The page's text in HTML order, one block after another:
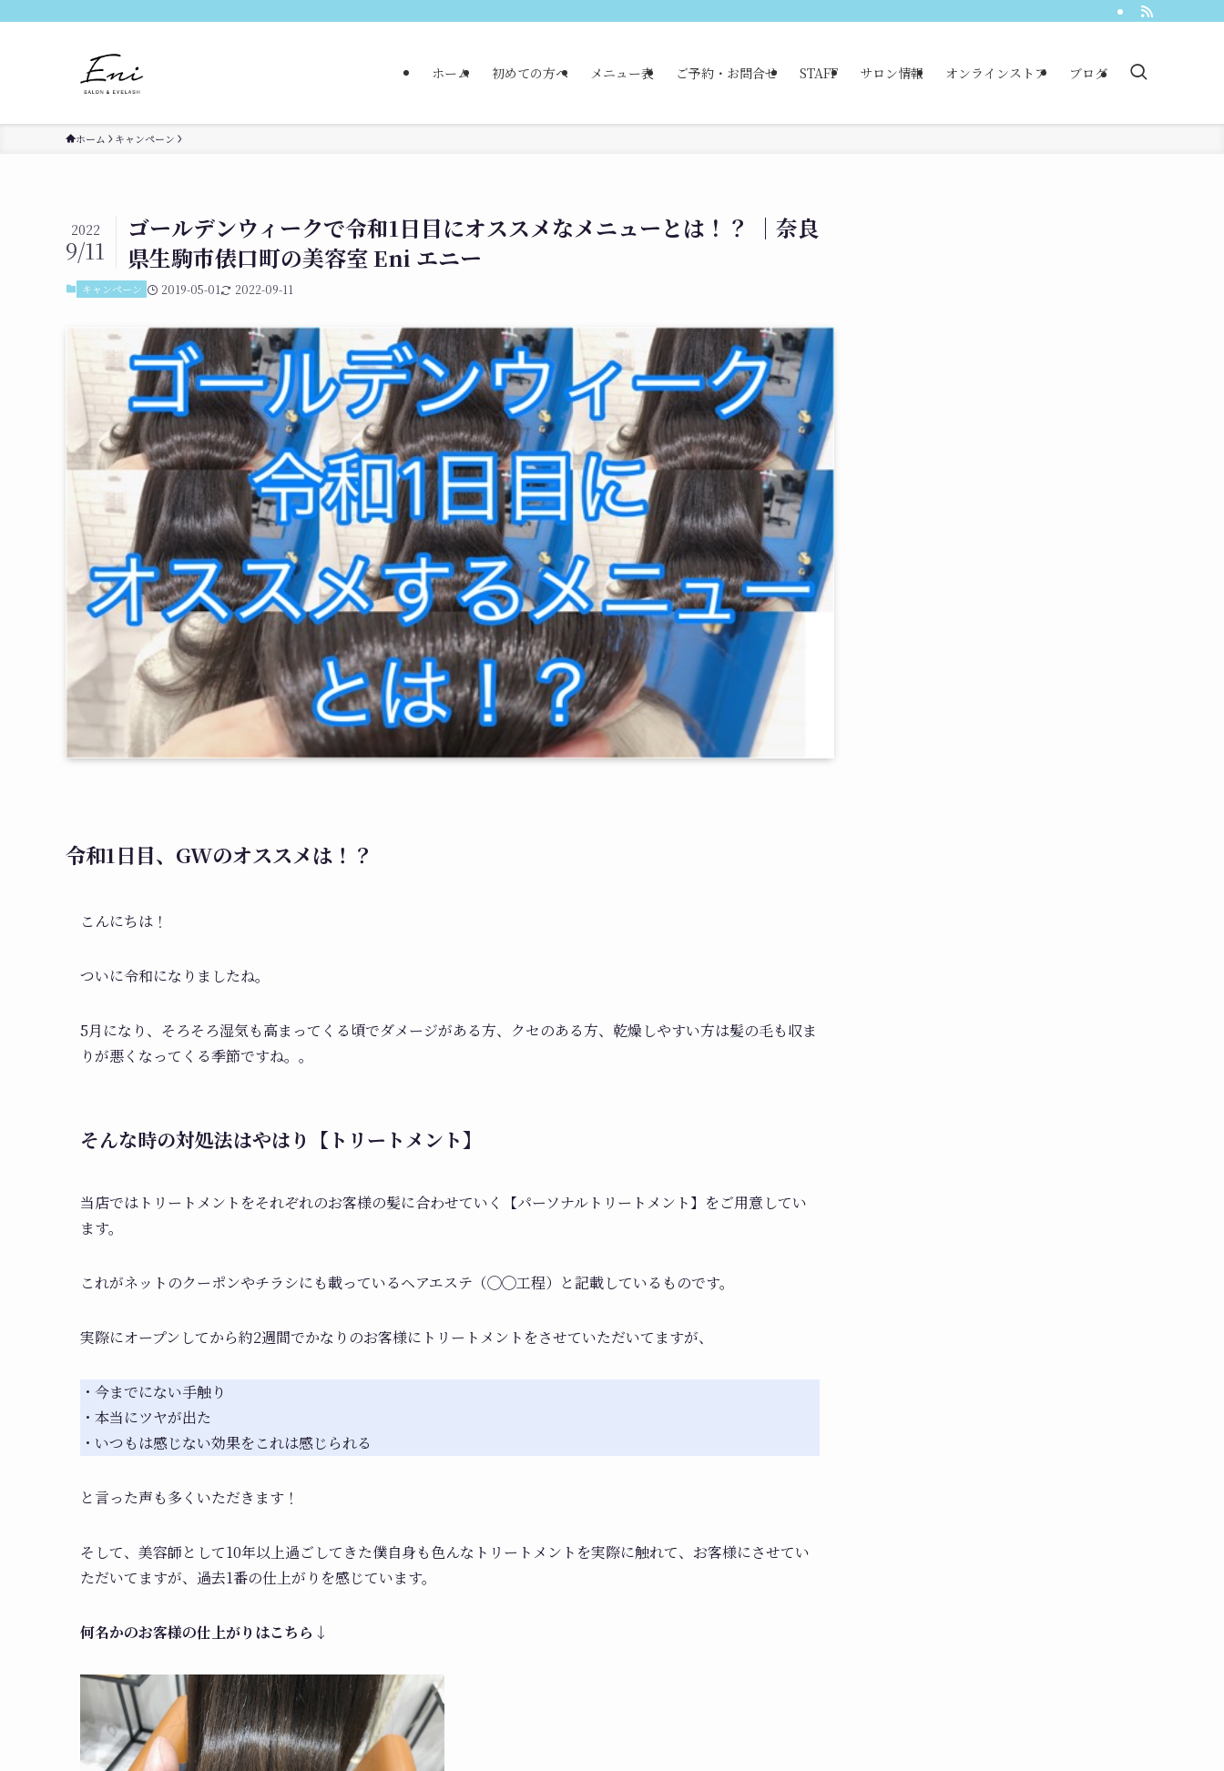
ホーム 初めての方へ メニュー表 ご予約・お問合せ STAFF サロン情報 オンラインストア ブログ
ホーム キャンペーン
ゴールデンウィークで令和1日目にオススメなメニューとは！？ ｜奈良
県生駒市俵口町の美容室 Eni エニー
2022
9/11
キャンペーン 2019-05-01 2022-09-11
令和1日目、GWのオススメは！？
こんにちは！
ついに令和になりましたね。
5月になり、そろそろ湿気も高まってくる頃でダメージがある方、クセのある方、乾燥しやすい方は髪の毛も収ま
りが悪くなってくる季節ですね。。
そんな時の対処法はやはり【トリートメント】
当店ではトリートメントをそれぞれのお客様の髪に合わせていく【パーソナルトリートメント】をご用意してい
ます。
これがネットのクーポンやチラシにも載っているヘアエステ（◯◯工程）と記載しているものです。
実際にオープンしてから約2週間でかなりのお客様にトリートメントをさせていただいてますが、
・今までにない手触り
・本当にツヤが出た
・いつもは感じない効果をこれは感じられる
と言った声も多くいただきます！
そして、美容師として10年以上過ごしてきた僕自身も色んなトリートメントを実際に触れて、お客様にさせてい
ただいてますが、過去1番の仕上がりを感じています。
何名かのお客様の仕上がりはこちら↓